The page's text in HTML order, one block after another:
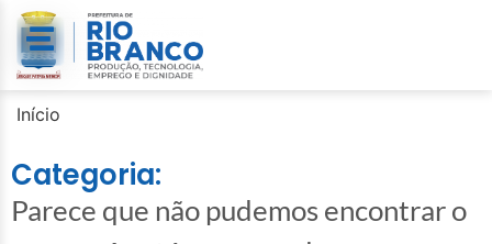
Início
Categoria:
Parece que não pudemos encontrar o